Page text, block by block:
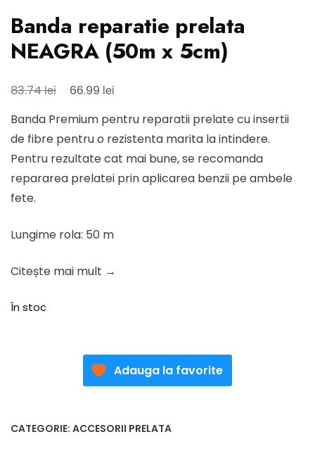
Banda reparatie prelata
NEAGRA (50m x 5cm)
83.74lei
Prețul
a
fost:
83.74 lei.
66.99 lei
este:
66.99 lei.
Banda Premium pentru reparatii prelate cu insertii
de fibre pentru o rezistenta marita la intindere.
Pentru rezultate cat mai bune, se recomanda
repararea prelatei prin aplicarea benzii pe ambele
fete.
Lungime rola: 50 m
Citește mai mult →
În stoc
Adauga la favorite
CATEGORIE: ACCESORII PRELATA